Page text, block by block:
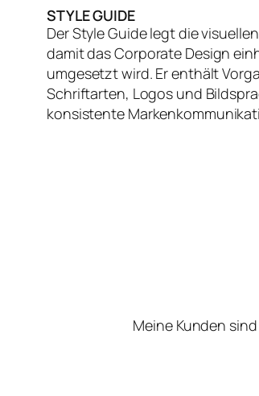
STYLE GUIDE
Der Style Guide legt die
damit das Corporate Design
umgesetzt wird. Er enthält
Schriftarten, Logos und
konsistente
Meine Kunden